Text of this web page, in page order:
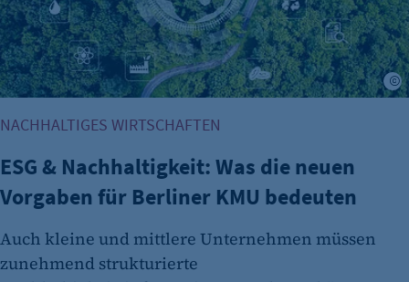
etracker Analytics
Name:
isSdEnabled
Anbieter:
etracker GmbH
Zweck:
Erkennung, ob bei dem Besucher die
Scrolltiefe gemessen wird.
Cookie Laufzeit:
24 Std.
NACHHALTIGES WIRTSCHAFTEN
ESG & Nachhaltigkeit: Was die neuen
Vorgaben für Berliner KMU bedeuten
Auch kleine und mittlere Unternehmen müssen
zunehmend strukturierte